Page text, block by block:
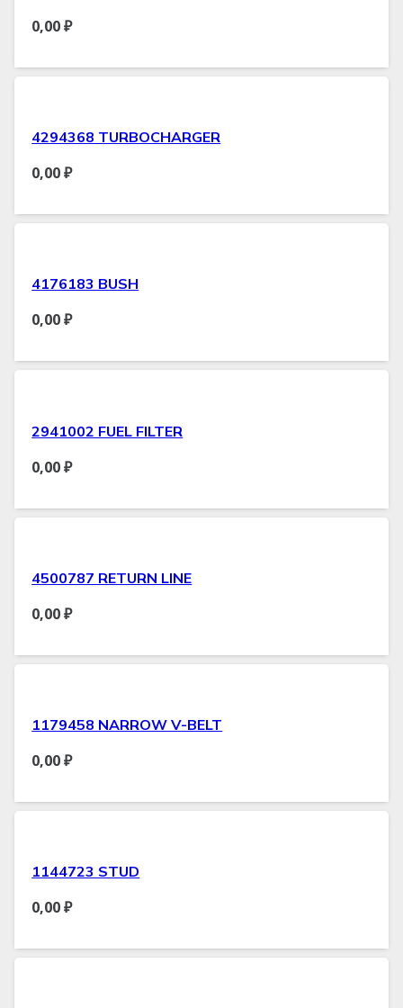
0,00₽
4294368 TURBOCHARGER
0,00₽
4176183 BUSH
0,00₽
2941002 FUEL FILTER
0,00₽
4500787 RETURN LINE
0,00₽
1179458 NARROW V-BELT
0,00₽
1144723 STUD
0,00₽